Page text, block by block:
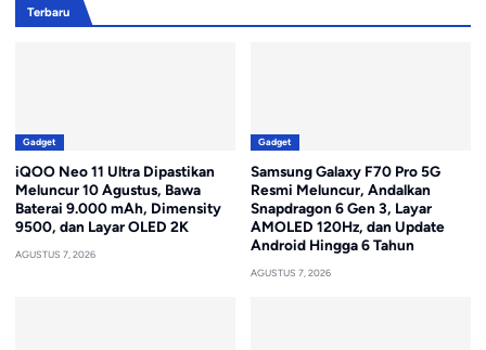
Terbaru
Gadget
iQOO Neo 11 Ultra Dipastikan
Meluncur 10 Agustus, Bawa
Baterai 9.000 mAh, Dimensity
9500, dan Layar OLED 2K
AGUSTUS 7, 2026
Gadget
Samsung Galaxy F70 Pro 5G
Resmi Meluncur, Andalkan
Snapdragon 6 Gen 3, Layar
AMOLED 120Hz, dan Update
Android Hingga 6 Tahun
AGUSTUS 7, 2026